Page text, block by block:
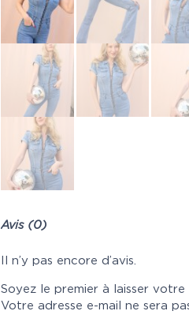
Avis (0)
Il n’y pas encore d’avis.
Soyez le premier à laisser votre
Votre adresse e-mail ne sera